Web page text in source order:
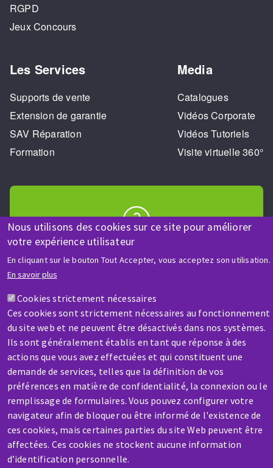
Nous utilisons des cookies sur ce site pour améliorer
votre expérience utilisateur
En cliquant sur le bouton Tout Accepter, vous acceptez son utilisation.
En savoir plus
Cookies strictement nécessaires
Ces cookies sont strictement nécessaires au fonctionnement
du site web et ne peuvent être désactivés dans nos systèmes.
Ils sont généralement établis en tant que réponse à des
actions que vous avez effectuées et qui constituent une
demande de services, telles que la définition de vos
préférences en matière de confidentialité, la connexion ou le
remplissage de formulaires. Vous pouvez configurer votre
navigateur afin de bloquer ou être informé de l'existence de
ces cookies, mais certaines parties du site Web peuvent être
affectées. Ces cookies ne stockent aucune information
d’identification personnelle.
RGPD
Jeux Concours
Les Services
Supports de vente
Extension de garantie
SAV Réparation
Formation
Media
Catalogues
Vidéos Corporate
Vidéos Tutoriels
Visite virtuelle 360°
AIDE & CONTACT
Une question ? Un renseignement ?
Contactez-nous
SAV / RÉPARATION
Une machine cassée ? En panne ?
Contactez-nous